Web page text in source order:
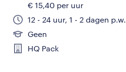
€ 15,40 per uur
12 - 24 uur, 1 - 2 dagen p.w.
Geen
HQ Pack